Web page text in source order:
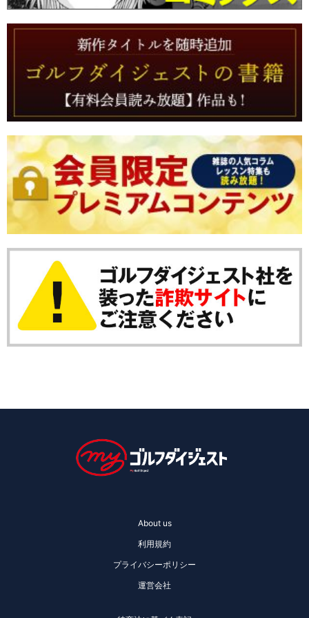
About us
利用規約
プライバシーポリシー
運営会社